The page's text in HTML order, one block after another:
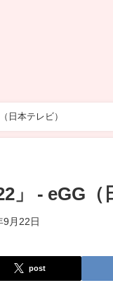
日本テレビ）
」 - eGG（
9月22日
post